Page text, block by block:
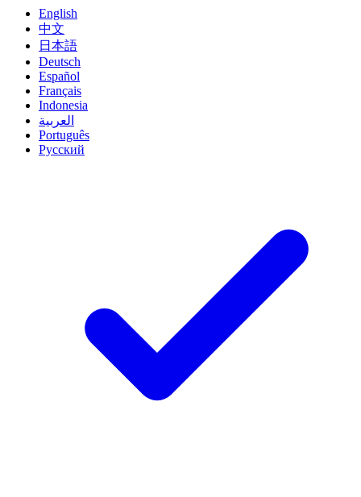
English
中文
日本語
Deutsch
Español
Français
Indonesia
العربية
Português
Pусский